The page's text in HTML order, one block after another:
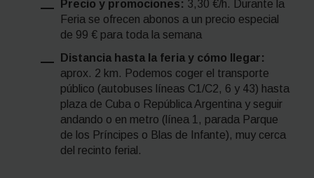
Precio y promociones: 3,30 €/h. Durante la
Feria se ofrecen abonos a un precio especial
de 99 € para toda la semana
Distancia hasta la feria y cómo llegar:
aprox. 2 km. Podemos coger el transporte
público (autobuses líneas C1/C2, 6 y 43) hasta
plaza de Cuba o República Argentina y seguir
andando o en metro (línea 1, parada Parque
de los Príncipes o Blas de Infante), muy cerca
del recinto ferial.